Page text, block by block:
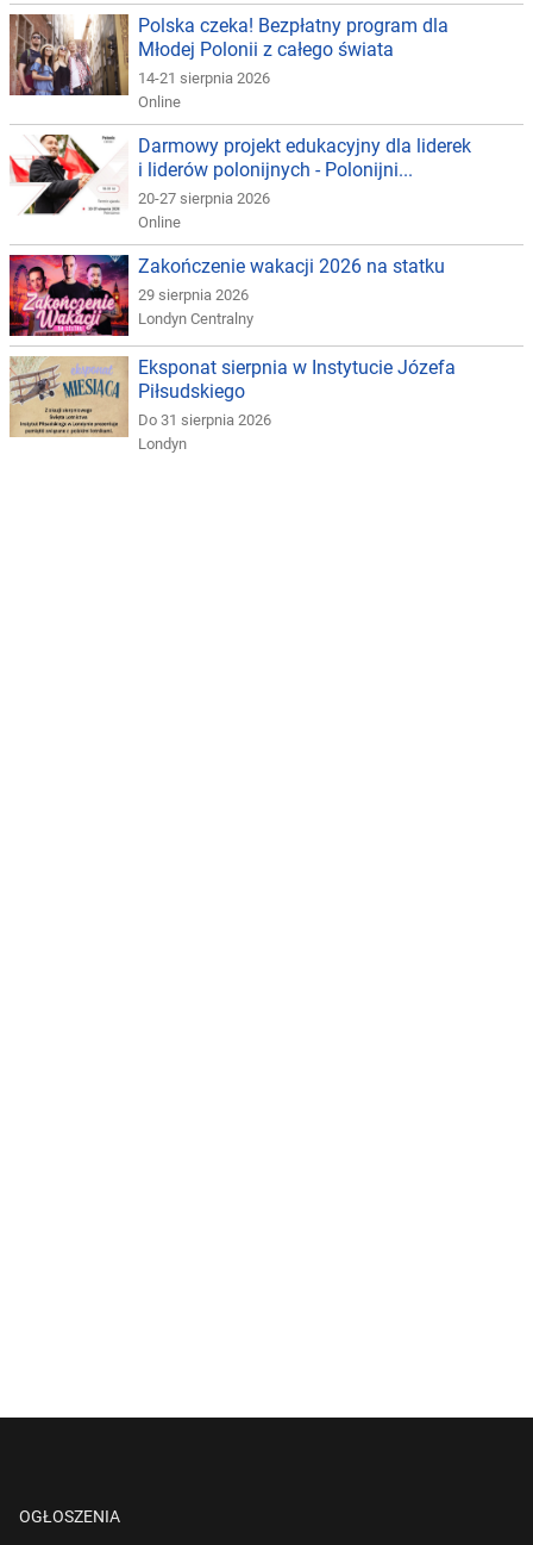
Polska czeka! Bezpłatny program dla
Młodej Polonii z całego świata
14-21 sierpnia 2026
Online
Darmowy projekt edukacyjny dla liderek
i liderów polonijnych - Polonijni...
20-27 sierpnia 2026
Online
Zakończenie wakacji 2026 na statku
29 sierpnia 2026
Londyn Centralny
Eksponat sierpnia w Instytucie Józefa
Piłsudskiego
Do 31 sierpnia 2026
Londyn
OGŁOSZENIA